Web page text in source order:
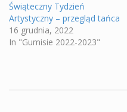
Świąteczny Tydzień
Artystyczny – przegląd tańca
16 grudnia, 2022
In "Gumisie 2022-2023"